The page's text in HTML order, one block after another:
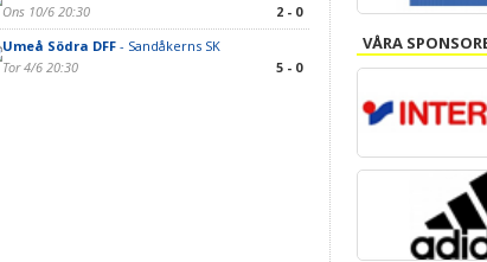
Ons 10/6 20:30
2 - 0
Umeå Södra DFF- Sandåkerns SK
Tor 4/6 20:30
5 - 0
VÅRA